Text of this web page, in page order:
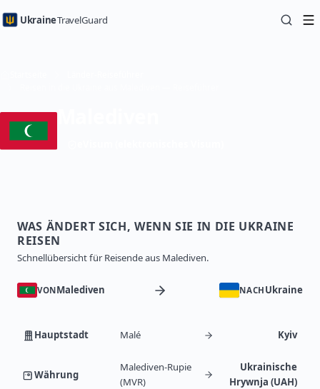
UkraineTravelGuard
WAS ÄNDERT SICH, WENN SIE IN DIE UKRAINE
REISEN
Schnellübersicht für Reisende aus Malediven.
VONMalediven NACH Ukraine
Hauptstadt Malé Kyiv
Währung
Malediven-Rupie
(MVR)
Ukrainische
Hrywnja (UAH)